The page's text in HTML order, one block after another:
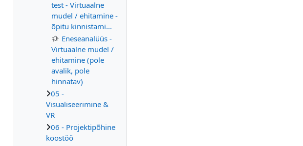
test - Virtuaalne
mudel / ehitamine -
õpitu kinnistami...
Eneseanalüüs -
Virtuaalne mudel /
ehitamine (pole
avalik, pole
hinnatav)
05 -
Visualiseerimine &
VR
06 - Projektipõhine
koostöö